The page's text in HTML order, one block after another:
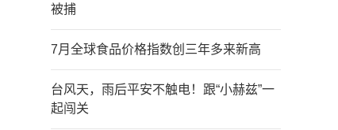
被捕
7月全球食品价格指数创三年多来新高
台风天，雨后平安不触电！跟“小赫兹”一
起闯关